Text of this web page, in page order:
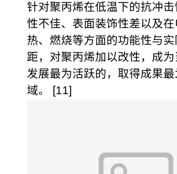
针对聚丙烯在低温下的抗冲
性不佳、表面装饰性差以及在
热、燃烧等方面的功能性与
距，对聚丙烯加以改性，成
发展最为活跃的，取得成果
域。 [11]